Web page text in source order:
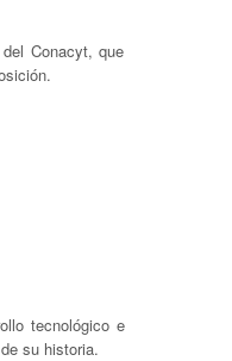
Conacyt, que
tecnológico e
su historia.